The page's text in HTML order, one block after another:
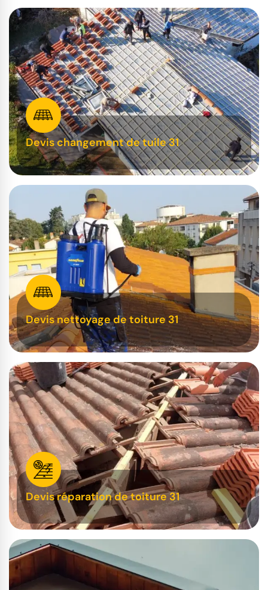
Devis changement de tuile 31
Devis nettoyage de toiture 31
Devis réparation de toiture 31